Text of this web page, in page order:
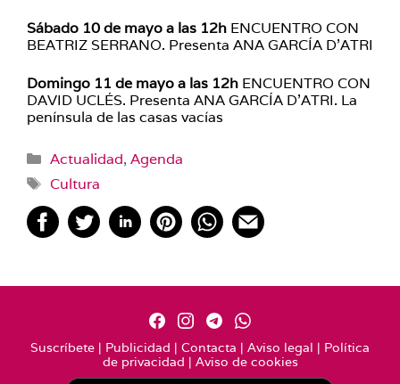
Sábado 10 de mayo a las 12h ENCUENTRO CON
BEATRIZ SERRANO. Presenta ANA GARCÍA D’ATRI
Domingo 11 de mayo a las 12h ENCUENTRO CON
DAVID UCLÉS. Presenta ANA GARCÍA D’ATRI. La
península de las casas vacías
Categorías
Actualidad, Agenda
Etiquetas
Cultura
Suscríbete | Publicidad | Contacta | Aviso legal | Política
de privacidad | Aviso de cookies